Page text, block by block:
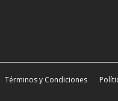
Términos y Condiciones